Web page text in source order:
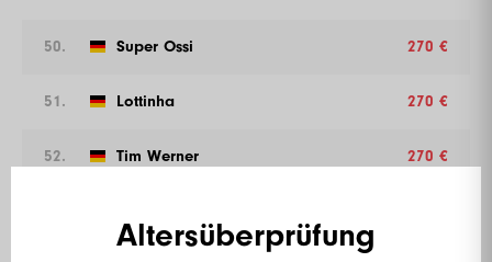
50. Super Ossi 270 €
51. Lottinha 270 €
52. Tim Werner 270 €
Altersüberprüfung